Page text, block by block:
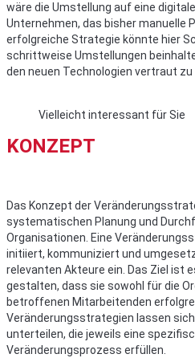
wäre die Umstellung auf eine
Unternehmen, das bisher manuelle
erfolgreiche Strategie könnte hier
schrittweise Umstellungen
den neuen Technologien vertraut zu
Vielleicht interessant für Sie
KONZEPT
Das Konzept der
systematischen Planung und
Organisationen. Eine
initiiert, kommuniziert und
relevanten Akteure ein. Das Ziel ist
gestalten, dass sie sowohl für die
betroffenen Mitarbeitenden
Veränderungsstrategien lassen
unterteilen, die jeweils eine
Veränderungsprozess erfüllen.